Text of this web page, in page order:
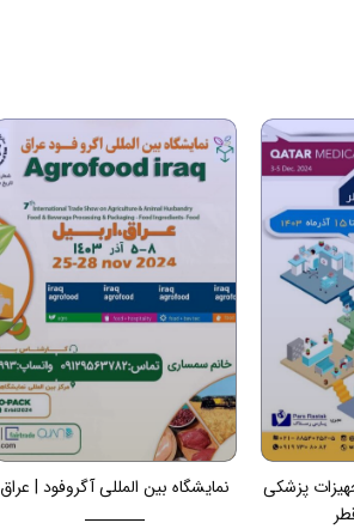
پزشکی
نمایشگاه بین المللی آگروفود | عراق